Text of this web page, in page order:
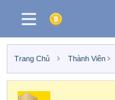
Trang Chủ Thành Viên